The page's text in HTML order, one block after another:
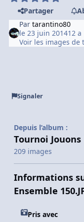
Partager
Partarantino80
le 23 juin 201412 a
Voir les images de
Signaler
Depuis l’album :
Tournoi
209 images
Informations
Ensemble
Pris avec